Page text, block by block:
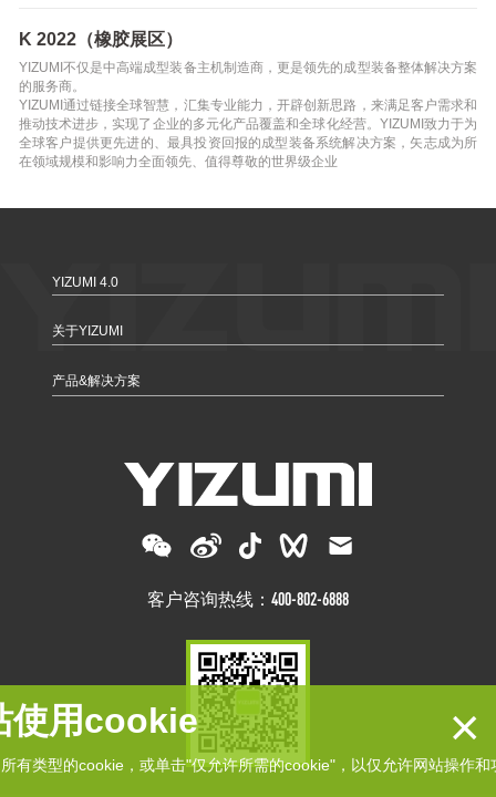
×
使用cookie
有类型的cookie，或单击"仅允许所需的cookie"，以仅允许网站操作
K 2022（橡胶展区）
YIZUMI不仅是中高端成型装备主机制造商，更是领先的成型装备整体解决方案
的服务商。
YIZUMI通过链接全球智慧，汇集专业能力，开辟创新思路，来满足客户需求和
推动技术进步，实现了企业的多元化产品覆盖和全球化经营。YIZUMI致力于为
全球客户提供更先进的、最具投资回报的成型装备系统解决方案，矢志成为所
在领域规模和影响力全面领先、值得尊敬的世界级企业
客户咨询热线：400-802-6888
YIZUMI 4.0
关于YIZUMI
产品&解决方案